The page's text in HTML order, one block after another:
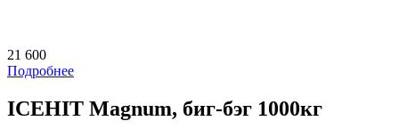
21 600
Подробнее
ICEHIT Magnum, биг-бэг 1000кг